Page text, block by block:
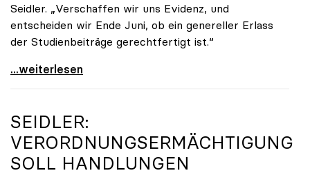
Seidler. „Verschaffen wir uns Evidenz, und
entscheiden wir Ende Juni, ob ein genereller Erlass
der Studienbeiträge gerechtfertigt ist.“
Seidler: „Erlass der Studienbeiträge derzeit nicht
...weiterlesen
SEIDLER:
VERORDNUNGSERMÄCHTIGUNG
SOLL HANDLUNGEN